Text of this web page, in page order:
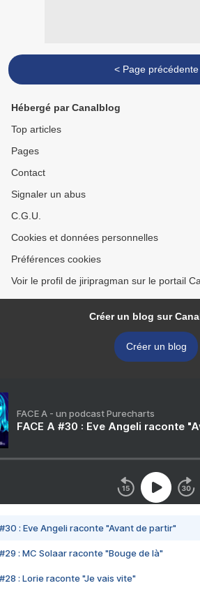
< Page précédente
Hébergé par Canalblog
Top articles
Pages
Contact
Signaler un abus
C.G.U.
Cookies et données personnelles
Préférences cookies
Voir le profil de jiripragman sur le portail
Créer un blog sur
Créer un blog
FACE A - un podcast Purecharts
FACE A #30 : Eve Angeli raconte
#30 : Eve Angeli raconte "Avant de partir"
#29 : MC Solaar raconte "Bouge de là"
#28 : Lorie raconte "Je vais vite"